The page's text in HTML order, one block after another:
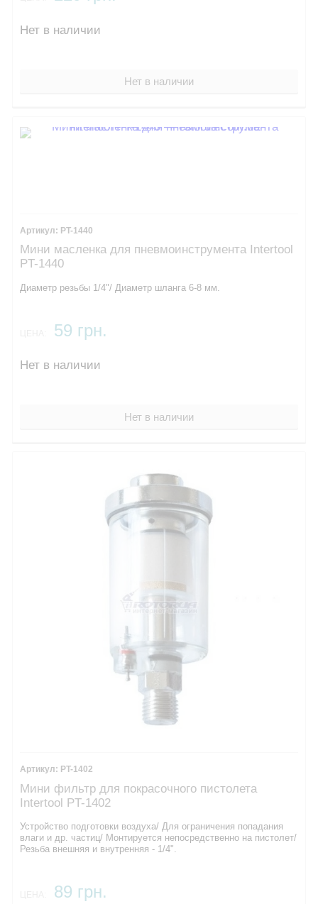
Нет в наличии
Нет в наличии
PT-1440
Мини масленка для пневмоинструмента Intertool
PT-1440
Диаметр резьбы 1/4"/ Диаметр шланга 6-8 мм.
59 грн.
Нет в наличии
Нет в наличии
PT-1402
Мини фильтр для покрасочного пистолета
Intertool PT-1402
Устройство подготовки воздуха/ Для ограничения попадания
влаги и др. частиц/ Монтируется непосредственно на пистолет/
Резьба внешняя и внутренняя - 1/4".
89 грн.